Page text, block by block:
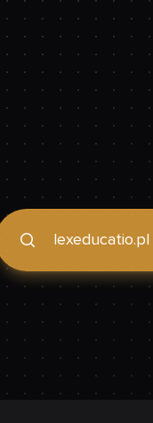
Podaj domenę, by